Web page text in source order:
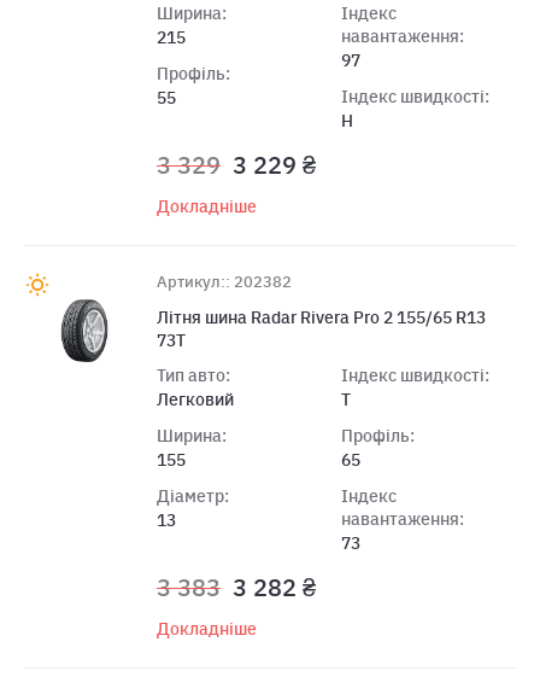
Ширина:
215
Профіль:
55
Індекс
навантаження:
97
Індекс швидкості:
H
3 329 3 229 ₴
Докладніше
Артикул:: 202382
Лiтня шина Radar Rivera Pro 2 155/65 R13
73T
Тип авто:
Легковий
Ширина:
155
Діаметр:
13
Індекс швидкості:
T
Профіль:
65
Індекс
навантаження:
73
3 383 3 282 ₴
Докладніше